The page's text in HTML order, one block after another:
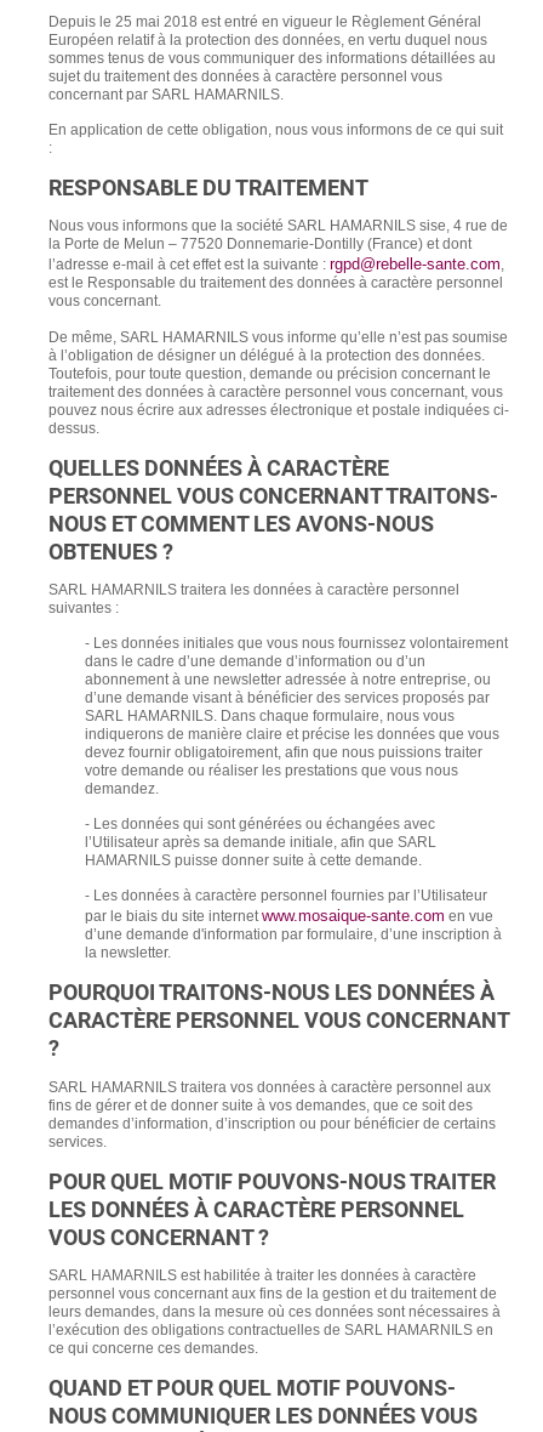
Depuis le 25 mai 2018 est entré en vigueur le Règlement Général
Européen relatif à la protection des données, en vertu duquel nous
sommes tenus de vous communiquer des informations détaillées au
sujet du traitement des données à caractère personnel vous
concernant par SARL HAMARNILS.
En application de cette obligation, nous vous informons de ce qui suit
:
RESPONSABLE DU TRAITEMENT
Nous vous informons que la société SARL HAMARNILS sise, 4 rue de
la Porte de Melun – 77520 Donnemarie-Dontilly (France) et dont
l’adresse e-mail à cet effet est la suivante : rgpd@rebelle-sante.com,
est le Responsable du traitement des données à caractère personnel
vous concernant.
De même, SARL HAMARNILS vous informe qu’elle n’est pas soumise
à l’obligation de désigner un délégué à la protection des données.
Toutefois, pour toute question, demande ou précision concernant le
traitement des données à caractère personnel vous concernant, vous
pouvez nous écrire aux adresses électronique et postale indiquées ci-
dessus.
QUELLES DONNÉES À CARACTÈRE
PERSONNEL VOUS CONCERNANT TRAITONS-
NOUS ET COMMENT LES AVONS-NOUS
OBTENUES ?
SARL HAMARNILS traitera les données à caractère personnel
suivantes :
- Les données initiales que vous nous fournissez volontairement
dans le cadre d’une demande d’information ou d’un
abonnement à une newsletter adressée à notre entreprise, ou
d’une demande visant à bénéficier des services proposés par
SARL HAMARNILS. Dans chaque formulaire, nous vous
indiquerons de manière claire et précise les données que vous
devez fournir obligatoirement, afin que nous puissions traiter
votre demande ou réaliser les prestations que vous nous
demandez.
- Les données qui sont générées ou échangées avec
l’Utilisateur après sa demande initiale, afin que SARL
HAMARNILS puisse donner suite à cette demande.
- Les données à caractère personnel fournies par l’Utilisateur
par le biais du site internetwww.mosaique-sante.com en vue
d’une demande d'information par formulaire, d’une inscription à
la newsletter.
POURQUOI TRAITONS-NOUS LES DONNÉES À
CARACTÈRE PERSONNEL VOUS CONCERNANT
?
SARL HAMARNILS traitera vos données à caractère personnel aux
fins de gérer et de donner suite à vos demandes, que ce soit des
demandes d’information, d’inscription ou pour bénéficier de certains
services.
POUR QUEL MOTIF POUVONS-NOUS TRAITER
LES DONNÉES À CARACTÈRE PERSONNEL
VOUS CONCERNANT ?
SARL HAMARNILS est habilitée à traiter les données à caractère
personnel vous concernant aux fins de la gestion et du traitement de
leurs demandes, dans la mesure où ces données sont nécessaires à
l’exécution des obligations contractuelles de SARL HAMARNILS en
ce qui concerne ces demandes.
QUAND ET POUR QUEL MOTIF POUVONS-
NOUS COMMUNIQUER LES DONNÉES VOUS